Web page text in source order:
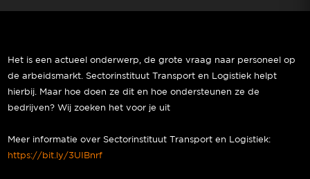
Het is een actueel onderwerp, de grote vraag naar personeel op
de arbeidsmarkt. Sectorinstituut Transport en Logistiek helpt
hierbij. Maar hoe doen ze dit en hoe ondersteunen ze de
bedrijven? Wij zoeken het voor je uit
Meer informatie over Sectorinstituut Transport en Logistiek:
https://bit.ly/3UIBnrf